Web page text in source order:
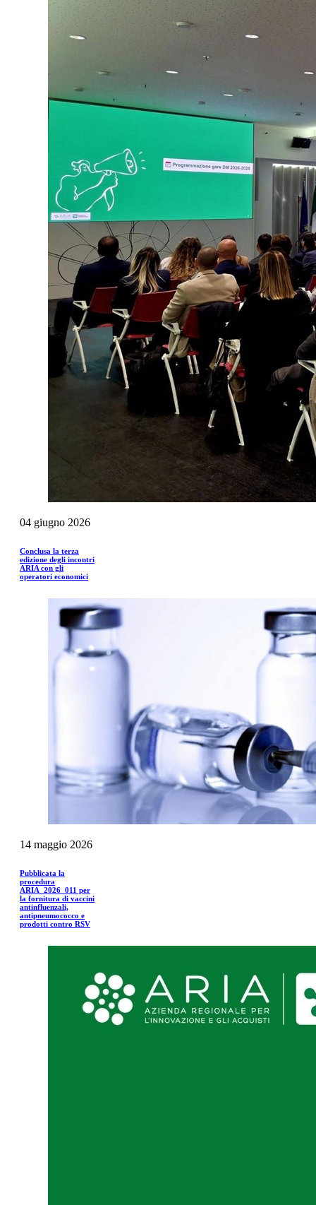
04 giugno 2026
Conclusa la terza
edizione degli incontri
ARIA con gli
operatori economici
14 maggio 2026
Pubblicata la
procedura
ARIA_2026_011 per
la fornitura di vaccini
antinfluenzali,
antipneumococco e
prodotti contro RSV